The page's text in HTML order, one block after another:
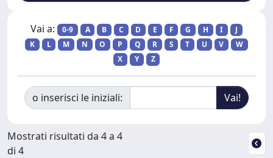
Vai a: 0-9 A B C D E F G H I
J
K
L M N O P Q R S T U V
W
X
Y Z
o inserisci le iniziali:
Mostrati risultati da 4 a 4
di 4